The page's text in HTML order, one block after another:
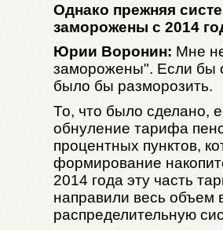
Однако прежняя
заморожены с 2014
Юрии Воронин: Мне
заморожены". Если бы
было бы разморозить.
То, что было сделано,
обнуление тарифа
процентных пунктов,
формирование
2014 года эту часть
направили весь объем
распределительную